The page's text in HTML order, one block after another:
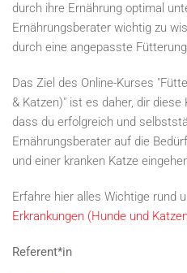
durch ihre Ernährung optimal
Ernährungsberater wichtig zu
durch eine angepasste
Das Ziel des Online-Kurses
& Katzen)" ist es daher, dir
dass du erfolgreich und
Ernährungsberater auf die
und einer kranken Katze
Erfahre hier alles Wichtige rund
Erkrankungen (Hunde und
Referent*in